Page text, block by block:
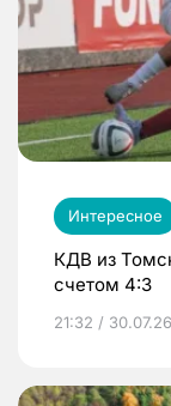
Интересное
КДВ из
счетом 4:3
21:32 / 30.07.26